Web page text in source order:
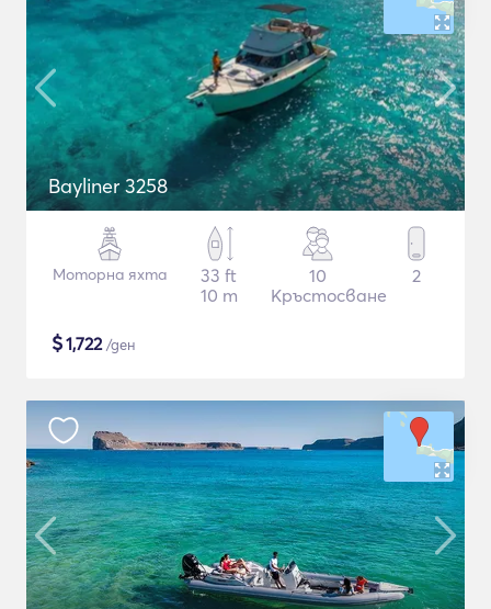
Bayliner 3258
Моторна яхта
33 ft
10 m
10
Кръстосване
2
$1,722/ден